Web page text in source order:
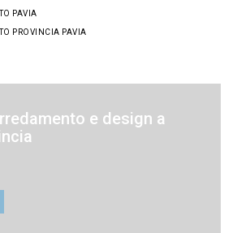
PAVIA
PROVINCIA PAVIA
e design a